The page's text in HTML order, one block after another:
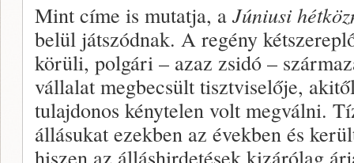
Mint címe is mutatja, a Júniusi
belül játszódnak. A regény
körüli, polgári – azaz zsidó –
vállalat megbecsült tisztviselője,
tulajdonos kénytelen volt megválni.
állásukat ezekben az években és
hiszen az álláshirdetések kizárólag